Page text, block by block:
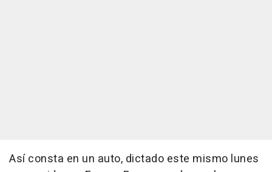
Así consta en un auto, dictado este mismo lunes